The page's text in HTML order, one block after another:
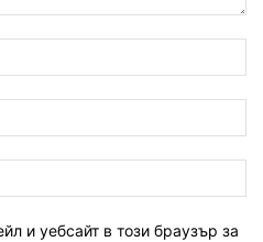
и уебсайт в този браузър за